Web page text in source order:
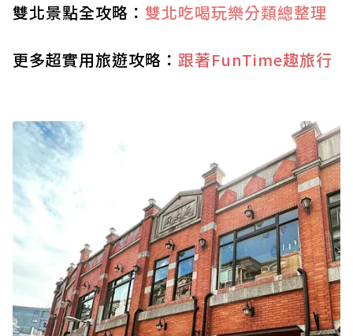
雙北景點全攻略： 雙北吃喝玩樂分類總整理
更多超實用旅遊攻略： 跟著FunTime趣旅行